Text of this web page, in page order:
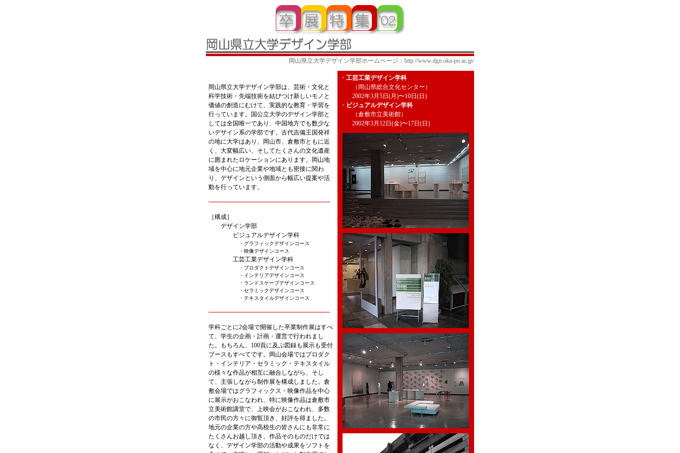
岡山県立大学デザイン学部ホームページ：http://www.dgn.oka-pu.ac.jp/
岡山県立大学デザイン学部は、芸術・文化と
科学技術・先端技術を結びつけ新しいモノと
価値の創造にむけて、実践的な教育・学習を
行っています。国公立大学のデザイン学部と
しては全国唯一であり、中国地方でも数少な
いデザイン系の学部です。古代吉備王国発祥
の地に大学はあり、岡山市、倉敷市ともに近
く、大変幅広い、そしてたくさんの文化遺産
に囲まれたロケーションにあります。岡山地
域を中心に地元企業や地域とも密接に関わ
り、デザインという側面から幅広い提案や活
動を行っています。
［構成］
デザイン学部
ビジュアルデザイン学科
・グラフィックデザインコース
・映像デザインコース
工芸工業デザイン学科
・プロダクトデザインコース
・インテリアデザインコース
・ランドスケープデザインコース
・セラミックデザインコース
・テキスタイルデザインコース
学科ごとに2会場で開催した卒業制作展はすべ
て、学生の企画・計画・運営で行われまし
た。もちろん、100頁に及ぶ図録も展示も受付
ブースもすべてです。岡山会場ではプロダク
ト・インテリア・セラミック・テキスタイル
の様々な作品が相互に融合しながら、そし
て、主張しながら制作展を構成しました。倉
敷会場ではグラフィックス・映像作品を中心
に展示がおこなわれ、特に映像作品は倉敷市
立美術館講堂で、上映会がおこなわれ、多数
の市民の方々に御覧頂き、好評を得ました。
地元の企業の方や高校生の皆さんにも非常に
たくさんお越し頂き、作品そのものだけでは
なく、デザイン学部の活動や成果をソフトを
・ 工芸工業デザイン学科
（岡山県総合文化センター）
2002年3月5日(月)〜10日(日)
・ ビジュアルデザイン学科
（倉敷市立美術館）
2002年3月12日(金)〜17日(日)